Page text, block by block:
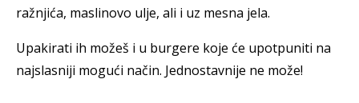
ražnjića, maslinovo ulje, ali i uz mesna jela.
Upakirati ih možeš i u burgere koje će upotpuniti na
najslasniji mogući način. Jednostavnije ne može!